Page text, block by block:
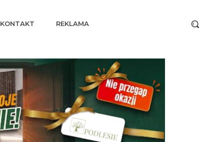
KONTAKT REKLAMA